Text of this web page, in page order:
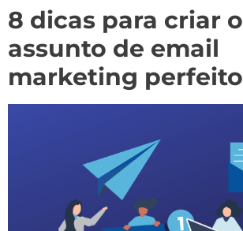
8 dicas para criar o
assunto de email
marketing perfeito